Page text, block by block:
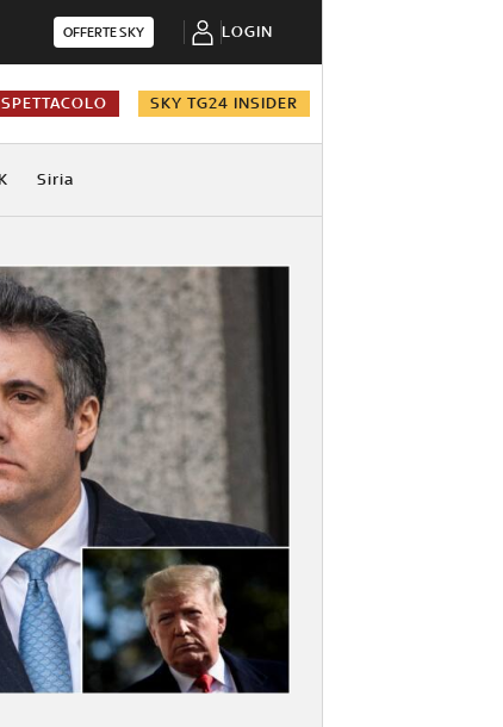
OFFERTE SKY LOGIN
SPETTACOLO SKY TG24 INSIDER
Siria